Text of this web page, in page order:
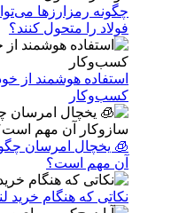
چگونه رمزارزها
فولاد را متحول کنند؟
استفاده هوشمند از
کسب‌وکار
🧊 یخچال امرسان
آن مهم است؟
نکاتی که هنگام خرید